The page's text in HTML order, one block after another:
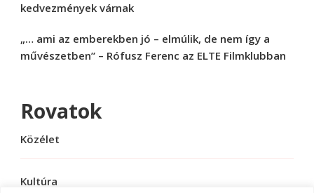
kedvezmények várnak
„… ami az emberekben jó – elmúlik, de nem így a
művészetben” – Rófusz Ferenc az ELTE Filmklubban
Rovatok
Közélet
Kultúra